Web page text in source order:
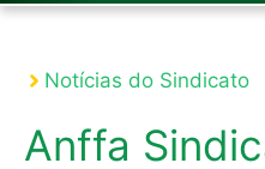
Notícias do Sindicato
Anffa